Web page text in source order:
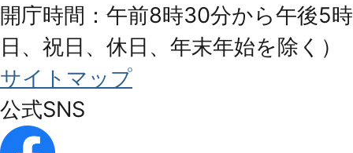
開庁時間：午前8時30分から午後5
日、祝日、休日、年末年始を除く）
サイトマップ
公式SNS